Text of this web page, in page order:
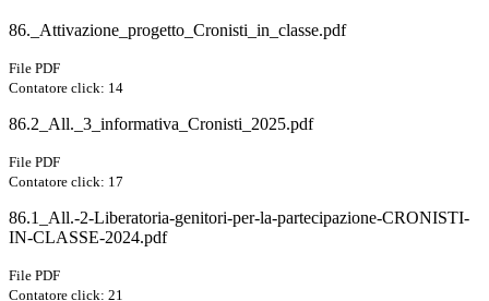
86._Attivazione_progetto_Cronisti_in_classe.pdf
File PDF
Contatore click: 14
86.2_All._3_informativa_Cronisti_2025.pdf
File PDF
Contatore click: 17
86.1_All.-2-Liberatoria-genitori-per-la-partecipazione-CRONISTI-
IN-CLASSE-2024.pdf
File PDF
Contatore click: 21